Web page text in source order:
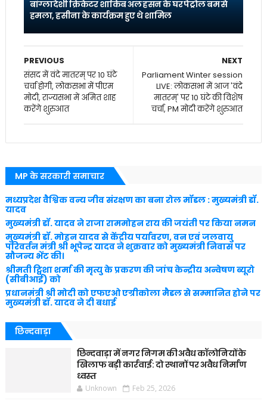
बांग्लादेशी क्रिकेटर शाकिब अल हसन के घर पेट्रोल बम से
हमला, हसीना के कार्यक्रम हुए थे शामिल
NEXT
Parliament Winter session
LIVE: लोकसभा में आज 'वंदे
मातरम्' पर 10 घंटे की विशेष
चर्चा, PM मोदी करेंगे शुरुआत
PREVIOUS
संसद में वंदे मातरम् पर 10 घंटे
चर्चा होगी, लोकसभा में पीएम
मोदी, राज्यसभा में अमित शाह
करेंगे शुरुआत
MP के सरकारी समाचार
मध्यप्रदेश वैश्विक वन्य जीव संरक्षण का बना रोल मॉडल : मुख्यमंत्री डॉ.
यादव
मुख्यमंत्री डॉ. यादव ने राजा राममोहन राय की जयंती पर किया नमन
मुख्यमंत्री डॉ. मोहन यादव से केंद्रीय पर्यावरण, वन एवं जलवायु
परिवर्तन मंत्री श्री भूपेन्द्र यादव ने शुक्रवार को मुख्यमंत्री निवास पर
सौजन्य भेंट की।
श्रीमती ट्विशा शर्मा की मृत्यु के प्रकरण की जांच केन्द्रीय अन्वेषण ब्यूरो
(सीबीआई) को
प्रधानमंत्री श्री मोदी को एफएओ एग्रीकोला मैडल से सम्मानित होने पर
मुख्यमंत्री डॉ. यादव ने दी बधाई
छिन्दवाड़ा
छिन्दवाड़ा में नगर निगम की अवैध कॉलोनियों के
खिलाफ बड़ी कार्रवाई: दो स्थानों पर अवैध निर्माण
ध्वस्त
Unknown Feb 25, 2026